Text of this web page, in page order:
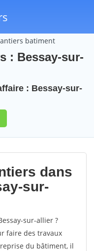
batiment
: Bessay-sur-
: Bessay-sur-
dans
sur-
sur-allier ?
faire des travaux
du bâtiment, il